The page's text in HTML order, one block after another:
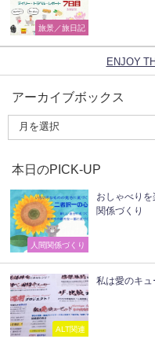
旅景／旅日記
ENJOY
アーカイブボックス
本日のPICK-UP
人間関係づくり
おしゃべり
関係づくり
ALT関連
私は愛のキュ